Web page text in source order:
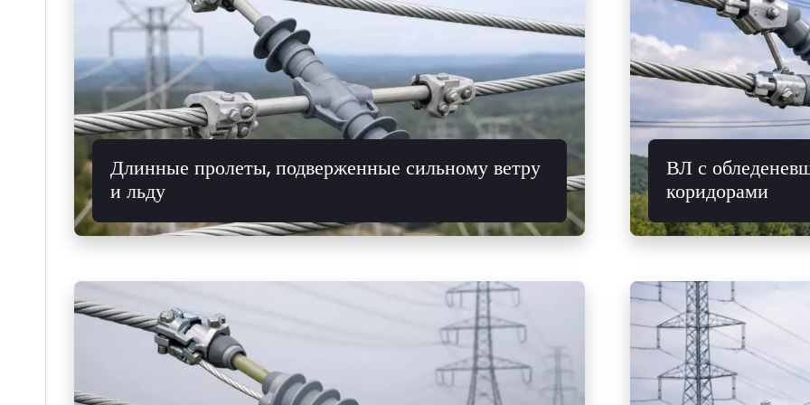
где приближение и скачок проводника могут привести к контакту или
пробою.
Длинные пролеты, подверженные сильному ветру
и льду
включая проекты, в
защиты цепей,
ВЛ с
коридорами